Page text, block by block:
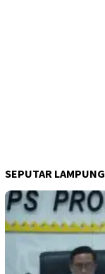
SEPUTAR LAMPUNG